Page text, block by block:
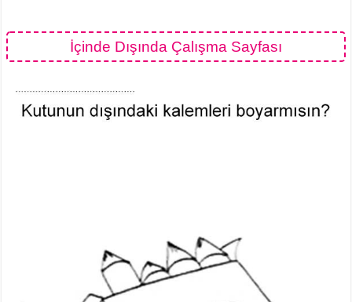
İçinde Dışında Çalışma Sayfası